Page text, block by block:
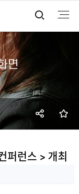
통합
면
SNS
퍼런스 > 개최